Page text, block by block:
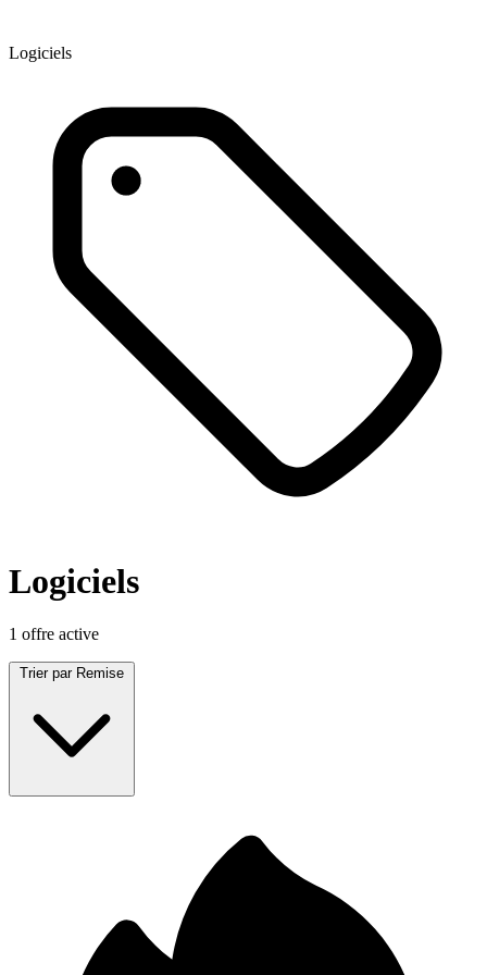
Logiciels
Logiciels
1 offre active
Trier par Remise